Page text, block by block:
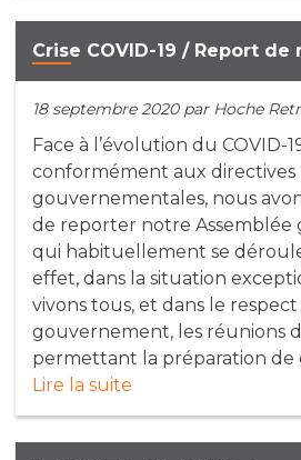
18 septembre 2020 par Hoche
Face à l’évolution du COVID-
conformément aux directives
gouvernementales, nous
de reporter notre Assemblée
qui habituellement se
effet, dans la situation
vivons tous, et dans le
gouvernement, les réunions
permettant la préparation de
Lire la suite